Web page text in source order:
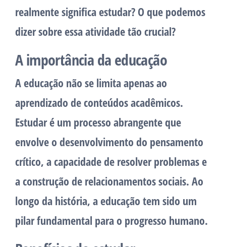
realmente significa estudar? O que podemos
dizer sobre essa atividade tão crucial?
A importância da educação
A educação não se limita apenas ao
aprendizado de conteúdos acadêmicos.
Estudar é um processo abrangente que
envolve o desenvolvimento do pensamento
crítico, a capacidade de resolver problemas e
a construção de relacionamentos sociais. Ao
longo da história, a educação tem sido um
pilar fundamental para o progresso humano.